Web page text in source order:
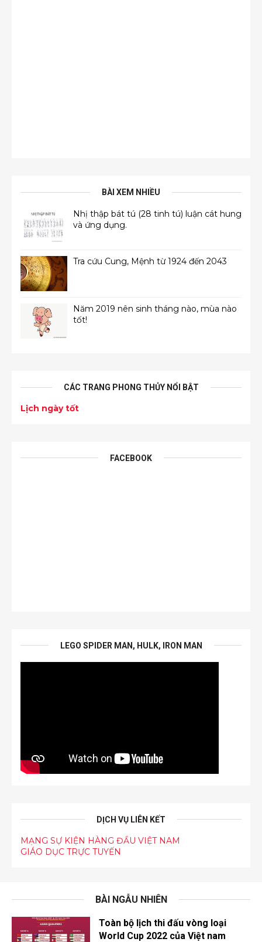
BÀI XEM NHIỀU
Nhị thập bát tú (28 tinh tú) luận cát hung
và ứng dụng.
Tra cứu Cung, Mệnh từ 1924 đến 2043
Năm 2019 nên sinh tháng nào, mùa nào
tốt!
CÁC TRANG PHONG THỦY NỔI BẬT
Lịch ngày tốt
FACEBOOK
LEGO SPIDER MAN, HULK, IRON MAN
DỊCH VỤ LIÊN KẾT
MẠNG SỰ KIỆN HÀNG ĐẦU VIỆT NAM
GIÁO DỤC TRỰC TUYẾN
BÀI NGẪU NHIÊN
Toàn bộ lịch thi đấu vòng loại
World Cup 2022 của Việt nam